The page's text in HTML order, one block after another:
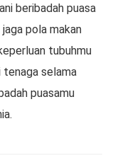
beribadah puasa
pola makan
tubuhmu
tenaga selama
puasamu